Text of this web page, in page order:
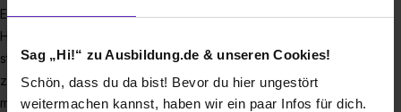
Sag „Hi!“ zu Ausbildung.de & unseren Cookies!
Schön, dass du da bist! Bevor du hier ungestört
weitermachen kannst, haben wir ein paar Infos für dich.
Edelstahlrohre: Sie sind überall verbaut, ob in Autos und
Haushaltsgeräten oder auch in unseren Wohnungen. Und wir
stellen sie her! Wir, die fischer Hydroforming GmbH, gehören
zu den europäischen Spitzenanbietern für die Umformung
metallischer Werkstoffe. Wir sind Teil der fischer-Gruppe,